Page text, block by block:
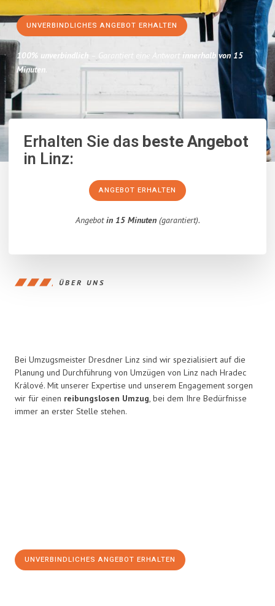
UNVERBINDLICHES ANGEBOT ERHALTEN
100% unverbindlich – Garantiert eine Antwort innerhalb von 15
Minuten.
Erhalten Sie dasbeste Angebot
in Linz:
ANGEBOT ERHALTEN
Angebotin 15 Minuten(garantiert).
ÜBER UNS
Bei Umzugsmeister Dresdner Linz sind wir spezialisiert auf die
Planung und Durchführung von Umzügen von Linz nach Hradec
Králové. Mit unserer Expertise und unserem Engagement sorgen
wir für einen reibungslosen Umzug, bei dem Ihre Bedürfnisse
immer an erster Stelle stehen.
UNVERBINDLICHES ANGEBOT ERHALTEN